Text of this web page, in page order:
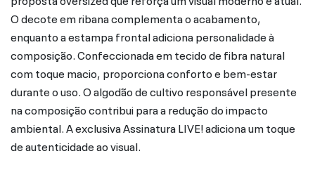
O decote em ribana complementa o acabamento,
enquanto a estampa frontal adiciona personalidade à
composição. Confeccionada em tecido de fibra natural
com toque macio, proporciona conforto e bem-estar
durante o uso. O algodão de cultivo responsável presente
na composição contribui para a redução do impacto
ambiental. A exclusiva Assinatura LIVE! adiciona um toque
de autenticidade ao visual.